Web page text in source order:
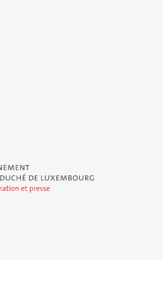
Duché de Luxembourg - Service